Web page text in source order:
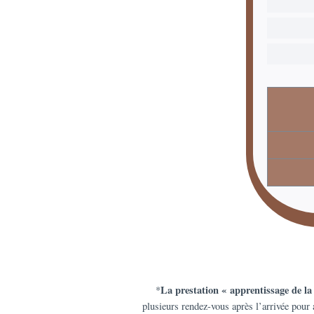
*La prestation « apprentissage de
plusieurs rendez-vous après l’arrivée